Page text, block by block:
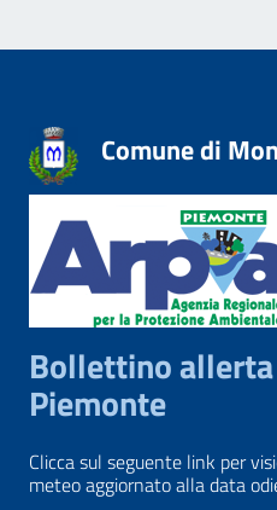
Comune di
Bollettino
Piemonte
Clicca sul seguente link per
meteo aggiornato alla data